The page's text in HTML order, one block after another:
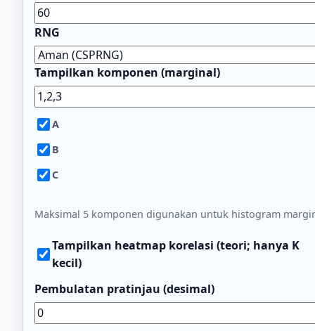
RNG
Tampilkan komponen (marginal)
A
B
C
Maksimal 5 komponen digunakan untuk histogram
Tampilkan heatmap korelasi (teori; hanya K
kecil)
Pembulatan pratinjau (desimal)